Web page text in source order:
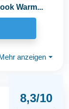
Warm...
anzeigen ⏷
8,3/10